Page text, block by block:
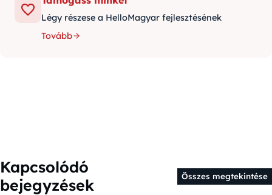
Légy részese a HelloMagyar fejlesztésének
Tovább
Kapcsolódó
bejegyzések
Összes megtekintése